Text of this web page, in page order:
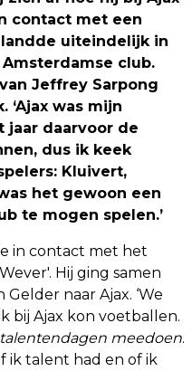
contact met een
uiteindelijk in
club.
Jeffrey Sarpong
‘Ajax was mijn
jaar daarvoor de
dus ik keek
Kluivert,
het gewoon een
te mogen spelen.’
in contact met het
Hij ging samen
naar Ajax. ‘We
bij Ajax kon voetballen.
meedoen.
ik talent had en of ik